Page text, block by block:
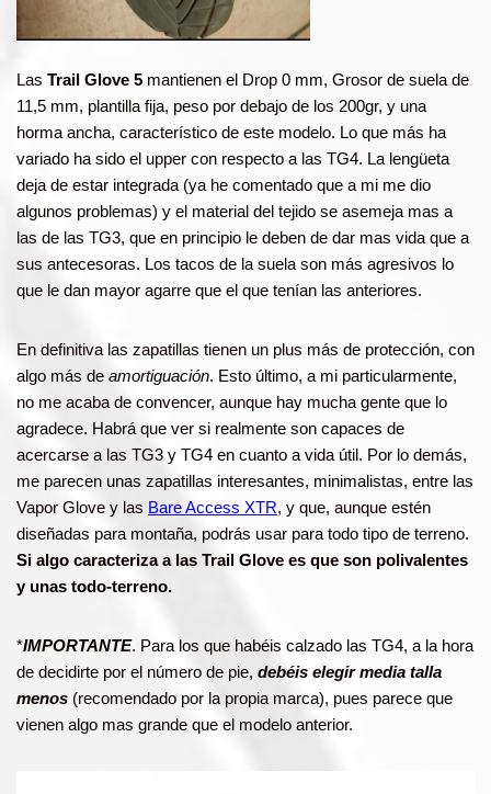
Las Trail Glove 5 mantienen el Drop 0 mm, Grosor de suela de
11,5 mm, plantilla fija, peso por debajo de los 200gr, y una
horma ancha, característico de este modelo. Lo que más ha
variado ha sido el upper con respecto a las TG4. La lengüeta
deja de estar integrada (ya he comentado que a mi me dio
algunos problemas) y el material del tejido se asemeja mas a
las de las TG3, que en principio le deben de dar mas vida que a
sus antecesoras. Los tacos de la suela son más agresivos lo
que le dan mayor agarre que el que tenían las anteriores.
En definitiva las zapatillas tienen un plus más de protección, con
algo más de amortiguación. Esto último, a mi particularmente,
no me acaba de convencer, aunque hay mucha gente que lo
agradece. Habrá que ver si realmente son capaces de
acercarse a las TG3 y TG4 en cuanto a vida útil. Por lo demás,
me parecen unas zapatillas interesantes, minimalistas, entre las
Vapor Glove y las Bare Access XTR, y que, aunque estén
diseñadas para montaña, podrás usar para todo tipo de terreno.
Si algo caracteriza a las Trail Glove es que son polivalentes
y unas todo-terreno.
*IMPORTANTE. Para los que habéis calzado las TG4, a la hora
de decidirte por el número de pie, debéis elegir media talla
menos (recomendado por la propia marca), pues parece que
vienen algo mas grande que el modelo anterior.